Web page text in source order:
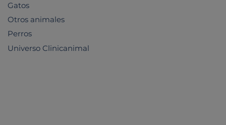
Gatos
Otros animales
Perros
Universo Clinicanimal